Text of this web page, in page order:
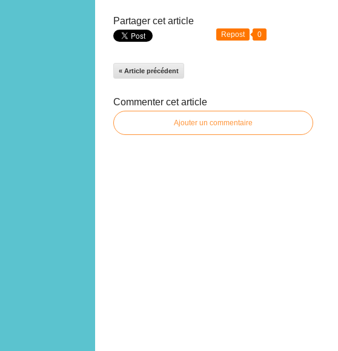
Partager cet article
Repost 0
« Article précédent
Commenter cet article
Ajouter un commentaire